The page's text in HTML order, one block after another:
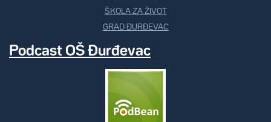
ŠKOLA ZA ŽIVOT
GRAD ĐURĐEVAC
Podcast OŠ Đurđevac